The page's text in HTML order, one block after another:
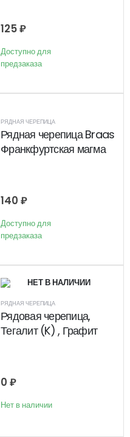
125₽
Доступно для
предзаказа
РЯДНАЯ ЧЕРЕПИЦА
Рядная черепица Braas
Франкфуртская магма
140 ₽
Доступно для
предзаказа
НЕТ В НАЛИЧИИ
РЯДНАЯ ЧЕРЕПИЦА
Рядовая черепица,
Тегалит (K) , Графит
0 ₽
Нет в наличии